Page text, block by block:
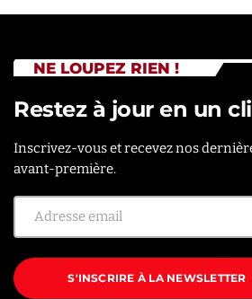
NE LOUPEZ RIEN !
Restez à jour en un
Inscrivez-vous et recevez nos
avant-première.
S'INSCRIRE À LA NEWSLETTER